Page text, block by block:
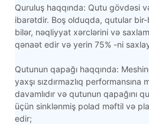
Quruluş haqqında: Qutu gövdəsi
ibarətdir. Boş olduqda, qutular bir-
bilər, nəqliyyat xərclərini və
qənaət edir və yerin 75% -ni
Qutunun qapağı haqqında:
yaxşı sızdırmazlıq
davamlıdır və qutunun qapağını
üçün sinklənmiş polad məftil və
edir;